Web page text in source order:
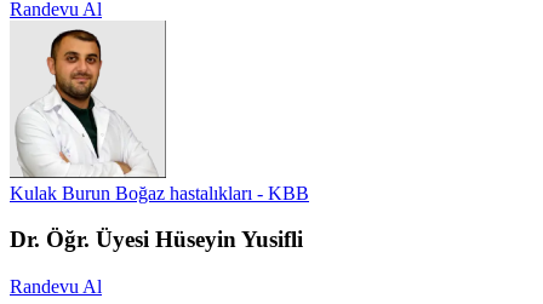
Randevu Al
Kulak Burun Boğaz hastalıkları - KBB
Dr. Öğr. Üyesi Hüseyin Yusifli
Randevu Al